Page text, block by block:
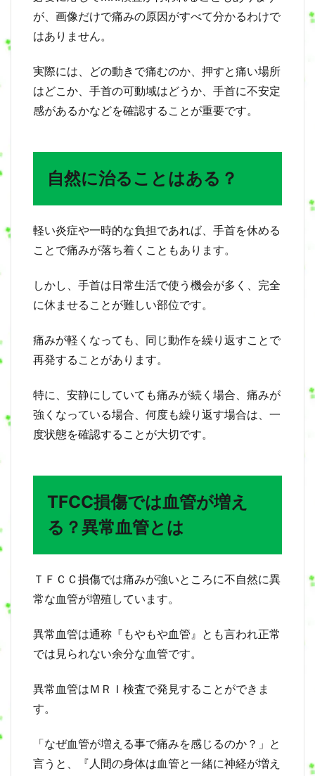
10
自
分
な
ん
と
か
な
？
セ
フ
ケ
ア
に
つ
い
11
当
に
け
る
損
の
治
し
に
つ
い
よ
あ
質
13
ま
が、画像だけで痛みの原因がすべて分かるわけで
はありません。
実際には、どの動きで痛むのか、押すと痛い場所
はどこか、手首の可動域はどうか、手首に不安定
感があるかなどを確認することが重要です。
自然に治ることはある？
軽い炎症や一時的な負担であれば、手首を休める
ことで痛みが落ち着くこともあります。
しかし、手首は日常生活で使う機会が多く、完全
に休ませることが難しい部位です。
痛みが軽くなっても、同じ動作を繰り返すことで
再発することがあります。
特に、安静にしていても痛みが続く場合、痛みが
強くなっている場合、何度も繰り返す場合は、一
度状態を確認することが大切です。
TFCC損傷では血管が増え
る？異常血管とは
ＴＦＣＣ損傷では痛みが強いところに不自然に異
常な血管が増殖しています。
異常血管は通称『もやもや血管』とも言われ正常
では見られない余分な血管です。
異常血管はＭＲＩ検査で発見することができま
す。
「なぜ血管が増える事で痛みを感じるのか？」と
言うと、『人間の身体は血管と一緒に神経が増え